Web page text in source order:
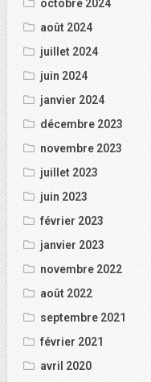
octobre 2024
août 2024
juillet 2024
juin 2024
janvier 2024
décembre 2023
novembre 2023
juillet 2023
juin 2023
février 2023
janvier 2023
novembre 2022
août 2022
septembre 2021
février 2021
avril 2020